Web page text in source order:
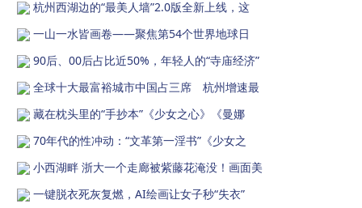
杭州西湖边的“最美人墙”2.0版全新上线，这
一山一水皆画卷——聚焦第54个世界地球日
90后、00后占比近50%，年轻人的“寺庙经济”
全球十大最富裕城市中国占三席 杭州增速最
藏在枕头里的“手抄本”《少女之心》《曼娜
70年代的性冲动：“文革第一淫书”《少女之
小西湖畔 浙大一个走廊被紫藤花淹没！画面美
一键脱衣死灰复燃，AI绘画让女子秒“失衣”